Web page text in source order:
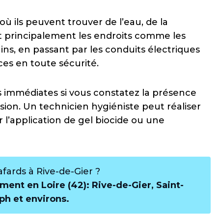
ils peuvent trouver de l’eau, de la
les endroits comme les
en passant par les conduits électriques
en toute sécurité.
si vous constatez la présence
Un technicien hygiéniste peut réaliser
de gel biocide ou une
à Rive-de-Gier ?
en Loire (42): Rive-de-Gier, Saint-
et environs.